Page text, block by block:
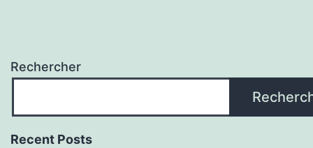
Rechercher
Recent Posts